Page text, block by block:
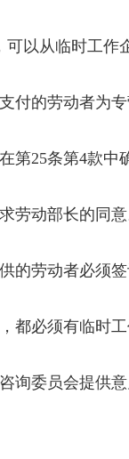
可以从临时工作
付的劳动者为
第25条第4款中
劳动部长的同
的劳动者必须
都必须有临时
询委员会提供